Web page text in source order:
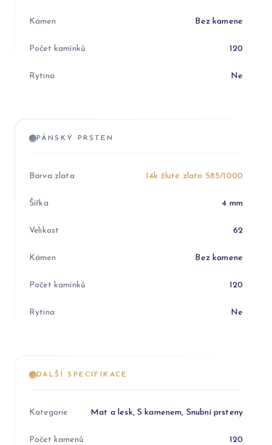
Kámen Bez kamene
Počet kamínků 120
Rytina Ne
PÁNSKÝ PRSTEN
Barva zlata 14k žluté zlato 585/1000
Šířka 4 mm
Velikost 62
Kámen Bez kamene
Počet kamínků 120
Rytina Ne
DALŠÍ SPECIFIKACE
Kategorie Mat a lesk, S kamenem, Snubní prsteny
Počet kamenů 120